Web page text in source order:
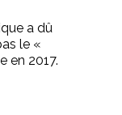
a dû
le «
en 2017.